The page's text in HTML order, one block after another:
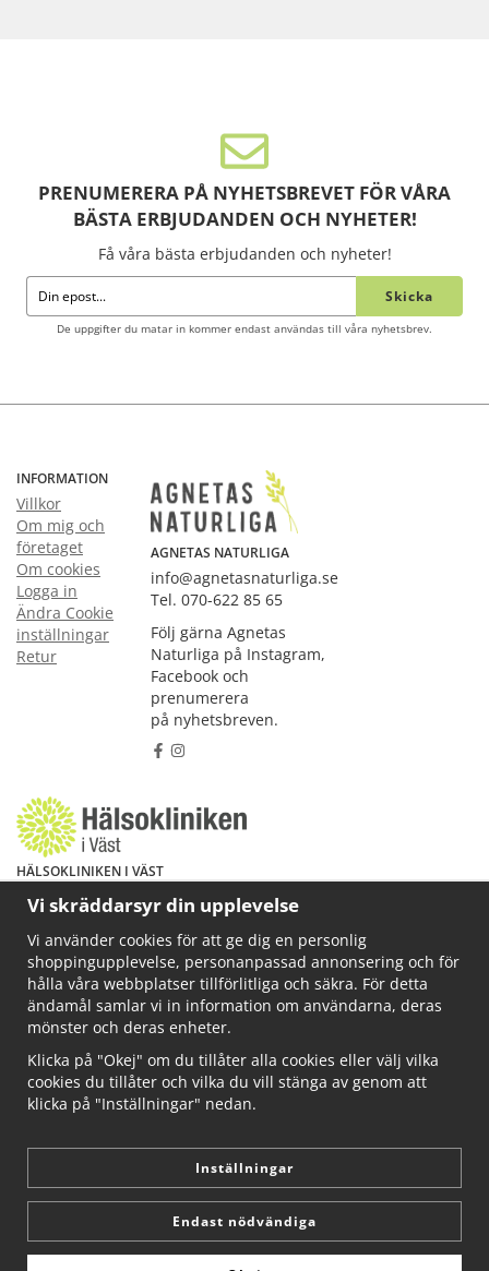
PRENUMERERA PÅ NYHETSBREVET FÖR VÅRA
BÄSTA ERBJUDANDEN OCH NYHETER!
Få våra bästa erbjudanden och nyheter!
Skicka
De uppgifter du matar in kommer endast användas till våra nyhetsbrev.
INFORMATION
Villkor
Om mig och
företaget
Om cookies
Logga in
Ändra Cookie
inställningar
Retur
AGNETAS NATURLIGA
info@agnetasnaturliga.se
Tel. 070-622 85 65
Följ gärna Agnetas
Naturliga på Instagram,
Facebook och
prenumerera
på nyhetsbreven.
HÄLSOKLINIKEN I VÄST
Har du hälsoproblem? Fråga mig!
info@ahkliniken.se eller ring 070-622 85 65
Läs gärna mer på www.ahkliniken.se
Vi skräddarsyr din upplevelse
Vi använder cookies för att ge dig en personlig
shoppingupplevelse, personanpassad annonsering och för
hålla våra webbplatser tillförlitliga och säkra. För detta
ändamål samlar vi in information om användarna, deras
mönster och deras enheter.
Klicka på "Okej" om du tillåter alla cookies eller välj vilka
cookies du tillåter och vilka du vill stänga av genom att
klicka på "Inställningar" nedan.
Inställningar
Endast nödvändiga